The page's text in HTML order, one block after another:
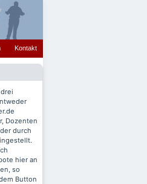
Kontakt
Dozenten
durch
hier an
so
Button